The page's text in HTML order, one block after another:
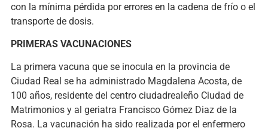
con la mínima pérdida por errores en la cadena de frío o el
transporte de dosis.
PRIMERAS VACUNACIONES
La primera vacuna que se inocula en la provincia de
Ciudad Real se ha administrado Magdalena Acosta, de
100 años, residente del centro ciudadrealeño Ciudad de
Matrimonios y al geriatra Francisco Gómez Diaz de la
Rosa. La vacunación ha sido realizada por el enfermero